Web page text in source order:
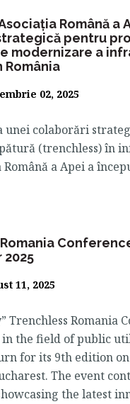
Română a
pentru
modernizare a
România
02, 2025
unei colaborări
(trenchless) în
a Apei a
11, 2025
Trenchless Romania
the field of public
for its 9th edition on
The event
the latest